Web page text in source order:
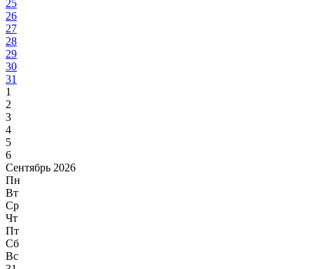
25
26
27
28
29
30
31
1
2
3
4
5
6
Сентябрь 2026
Пн
Вт
Ср
Чт
Пт
Сб
Вс